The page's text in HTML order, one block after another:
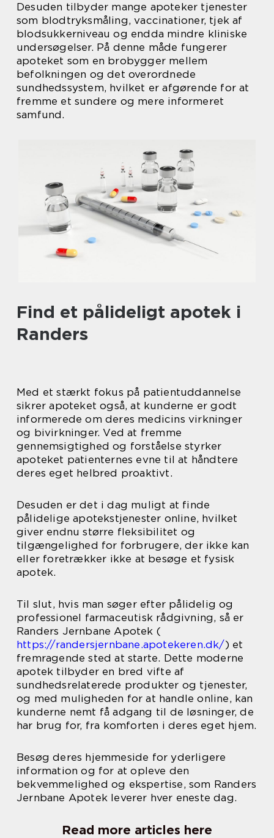
Desuden tilbyder mange apoteker tjenester
som blodtryksmåling, vaccinationer, tjek af
blodsukkerniveau og endda mindre kliniske
undersøgelser. På denne måde fungerer
apoteket som en brobygger mellem
befolkningen og det overordnede
sundhedssystem, hvilket er afgørende for at
fremme et sundere og mere informeret
samfund.
Find et pålideligt apotek i
Randers
Med et stærkt fokus på patientuddannelse
sikrer apoteket også, at kunderne er godt
informerede om deres medicins virkninger
og bivirkninger. Ved at fremme
gennemsigtighed og forståelse styrker
apoteket patienternes evne til at håndtere
deres eget helbred proaktivt.
Desuden er det i dag muligt at finde
pålidelige apotekstjenester online, hvilket
giver endnu større fleksibilitet og
tilgængelighed for forbrugere, der ikke kan
eller foretrækker ikke at besøge et fysisk
apotek.
Til slut, hvis man søger efter pålidelig og
professionel farmaceutisk rådgivning, så er
Randers Jernbane Apotek (
https://randersjernbane.apotekeren.dk/) et
fremragende sted at starte. Dette moderne
apotek tilbyder en bred vifte af
sundhedsrelaterede produkter og tjenester,
og med muligheden for at handle online, kan
kunderne nemt få adgang til de løsninger, de
har brug for, fra komforten i deres eget hjem.
Besøg deres hjemmeside for yderligere
information og for at opleve den
bekvemmelighed og ekspertise, som Randers
Jernbane Apotek leverer hver eneste dag.
Read more articles here